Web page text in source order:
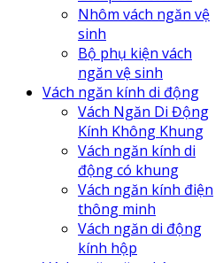
Nhôm vách ngăn vệ
sinh
Bộ phụ kiện vách
ngăn vệ sinh
Vách ngăn kính di động
Vách Ngăn Di Động
Kính Không Khung
Vách ngăn kính di
động có khung
Vách ngăn kính điện
thông minh
Vách ngăn di động
kính hộp